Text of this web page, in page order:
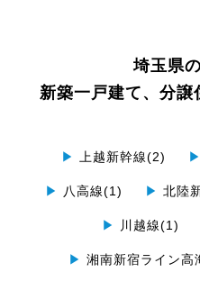
埼玉県
新築一戸建て、分
▶ 上越新幹線(2) ▶
▶ 八高線(1) ▶ 北陸
▶ 川越線(1)
▶ 湘南新宿ライン高